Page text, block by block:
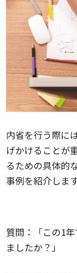
内省を行う際に
げかけることが
るための具体的
事例を紹介します
質問：「この1
ましたか？」